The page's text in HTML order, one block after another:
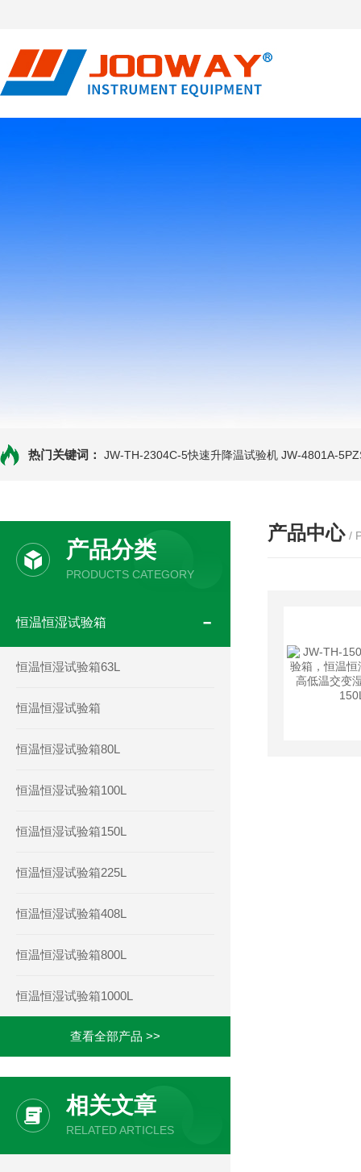
热门关键词： JW-TH-2304C-5快速升降温试验机 JW-4801A-
产品分类
PRODUCTS CATEGORY
恒温恒湿试验箱
恒温恒湿试验箱63L
恒温恒湿试验箱
恒温恒湿试验箱80L
恒温恒湿试验箱100L
恒温恒湿试验箱150L
恒温恒湿试验箱225L
恒温恒湿试验箱408L
恒温恒湿试验箱800L
恒温恒湿试验箱1000L
查看全部产品 >>
相关文章
RELATED ARTICLES
产品中心 /